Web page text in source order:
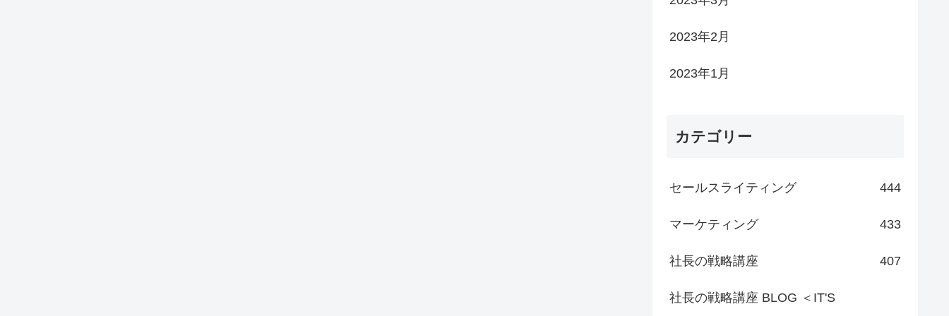
2023年2月
2023年1月
カテゴリー
セールスライティング 444
マーケティング 433
社長の戦略講座 407
社長の戦略講座 BLOG ＜IT'S